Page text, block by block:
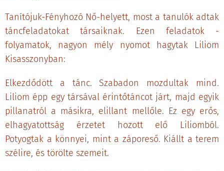
Tanítójuk-Fényhozó Nő-helyett, most a tanulók adtak
táncfeladatokat társaiknak. Ezen feladatok -
folyamatok, nagyon mély nyomot hagytak Liliom
Kisasszonyban:
Elkezdődött a tánc. Szabadon mozdultak mind.
Liliom épp egy társával érintőtáncot járt, majd egyik
pillanatról a másikra, elillant mellőle. Ez egy erős,
elhagyatottság érzetet hozott elő Liliomból.
Potyogtak a könnyei, mint a záporeső. Kiállt a terem
szélire, és törölte szemeit.